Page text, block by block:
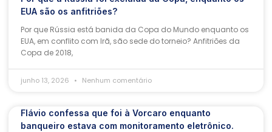
EUA são os anfitriões?
Por que Rússia está banida da Copa do Mundo enquanto os
EUA, em conflito com Irã, são sede do torneio? Anfitriões da
Copa de 2018,
junho 13, 2026 Nenhum comentário
Flávio confessa que foi à Vorcaro enquanto
banqueiro estava com monitoramento eletrônico.